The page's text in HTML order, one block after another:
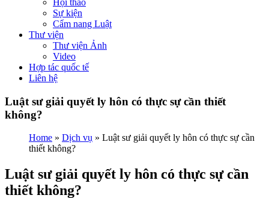
Hội thảo
Sự kiện
Cẩm nang Luật
Thư viện
Thư viện Ảnh
Video
Hợp tác quốc tế
Liên hệ
Luật sư giải quyết ly hôn có thực sự cần thiết
không?
Home » Dịch vụ » Luật sư giải quyết ly hôn có thực sự cần
thiết không?
Luật sư giải quyết ly hôn có thực sự cần
thiết không?